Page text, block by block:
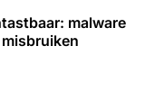
malware